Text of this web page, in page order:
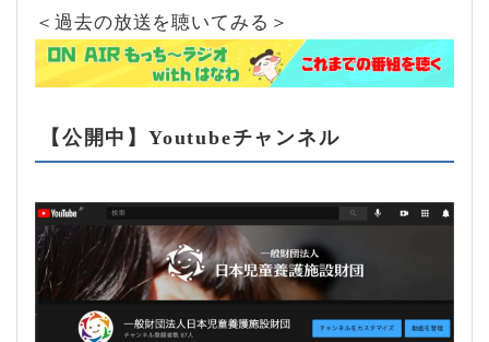
＜過去の放送を聴いてみる＞
【公開中】Youtubeチャンネル